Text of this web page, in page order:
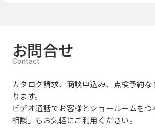
お問合せ
カタログ請求、商談申込み、点検予約な
ります。
ビデオ通話でお客様とショールームをつ
相談」も お気軽にご利用ください。